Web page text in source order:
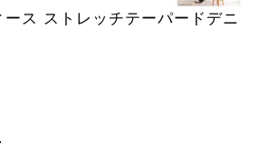
ス ストレッチテーパードデニ